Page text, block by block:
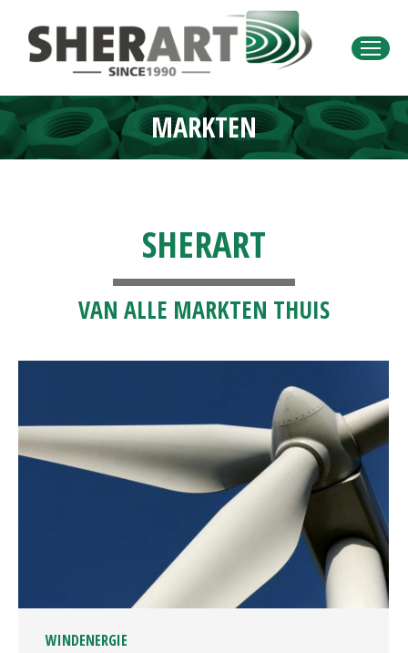
MARKTEN
Je bent hier:
SHERART
VAN ALLE MARKTEN THUIS
WINDENERGIE